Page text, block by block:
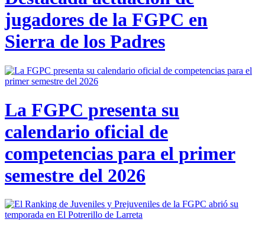
jugadores de la FGPC en
Sierra de los Padres
La FGPC presenta su
calendario oficial de
competencias para el primer
semestre del 2026